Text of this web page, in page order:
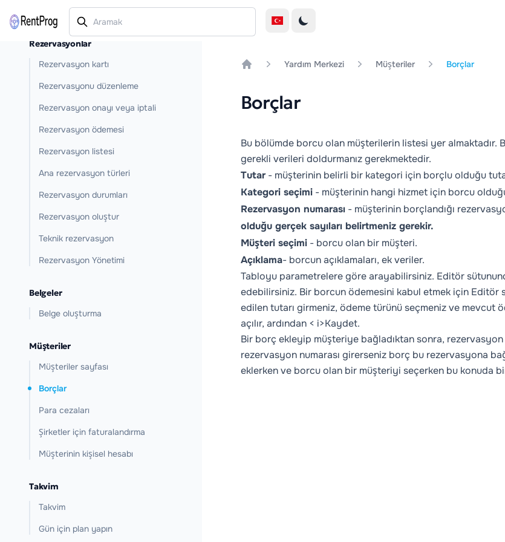
Rezervasyonlar
Rezervasyon kartı
Rezervasyonu düzenleme
Rezervasyon onayı veya iptali
Rezervasyon ödemesi
Rezervasyon listesi
Ana rezervasyon türleri
Rezervasyon durumları
Rezervasyon oluştur
Teknik rezervasyon
Rezervasyon Yönetimi
Belgeler
Belge oluşturma
Müşteriler
Müşteriler sayfası
Borçlar
Para cezaları
Şirketler için faturalandırma
Müşterinin kişisel hesabı
Takvim
Takvim
Gün için plan yapın
Yardım Merkezi Müşteriler Borçlar
Borçlar
Bu bölümde borcu olan müşterilerin listesi yer almaktadır.
gerekli verileri doldurmanız gerekmektedir.
Tutar - müşterinin belirli bir kategori için borçlu olduğu
Kategori seçimi - müşterinin hangi hizmet için borcu
Rezervasyon numarası - müşterinin borçlandığı
olduğu gerçek sayıları belirtmeniz gerekir.
Müşteri seçimi - borcu olan bir müşteri.
Açıklama- borcun açıklamaları, ek veriler.
Tabloyu parametrelere göre arayabilirsiniz. Editör
edebilirsiniz. Bir borcun ödemesini kabul etmek için Editör
edilen tutarı girmeniz, ödeme türünü seçmeniz ve mevcut
açılır, ardından < i>Kaydet.
Bir borç ekleyip müşteriye bağladıktan sonra, rezervasyon
rezervasyon numarası girerseniz borç bu rezervasyona
eklerken ve borcu olan bir müşteriyi seçerken bu konuda